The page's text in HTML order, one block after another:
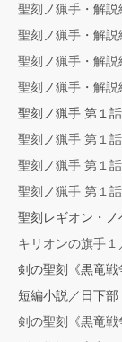
聖刻ノ猟手・解説
聖刻ノ猟手・解説
聖刻ノ猟手・解説
聖刻ノ猟手・解説
聖刻ノ猟手 第１
聖刻ノ猟手 第１
聖刻ノ猟手 第１
聖刻ノ猟手 第１
聖刻レギオン・ノ
キリオンの旗手
剣の聖刻《黒竜
短編小説／日下部
剣の聖刻《黒竜